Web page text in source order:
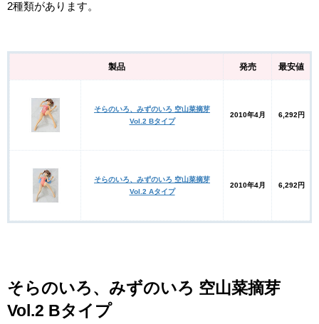
2種類があります。
製品 発売 最安値
そらのいろ、みずのいろ 空山菜摘芽
Vol.2 Bタイプ
2010年4月 6,292円
そらのいろ、みずのいろ 空山菜摘芽
Vol.2 Aタイプ
2010年4月 6,292円
そらのいろ、みずのいろ 空山菜摘芽
Vol.2 Bタイプ